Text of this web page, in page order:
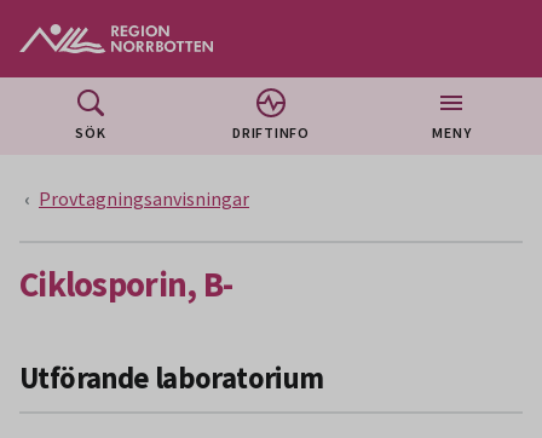
SÖK DRIFTINFO MENY
Provtagningsanvisningar
Ciklosporin, B-
Utförande laboratorium